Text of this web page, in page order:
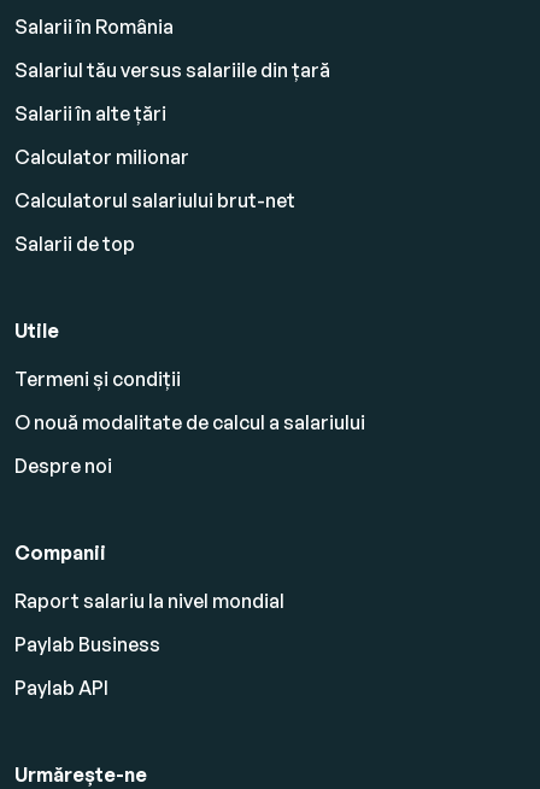
Salarii în România
Salariul tău versus salariile din țară
Salarii în alte țări
Calculator milionar
Calculatorul salariului brut-net
Salarii de top
Utile
Termeni și condiții
O nouă modalitate de calcul a salariului
Despre noi
Companii
Raport salariu la nivel mondial
Paylab Business
Paylab API
Urmărește-ne